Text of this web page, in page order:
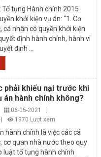
tụng Hành chính 2015
khởi kiện vụ án: “1. Cơ
cá nhân có quyền khởi kiện
định hành chính, hành vi
định ...
phải khiếu nại trước khi
án hành chính không?
06-05-2021
|
| 1970 Lượt xem
hành chính là việc các cá
cơ quan nhà nước theo quy
luật tố tụng hành chính